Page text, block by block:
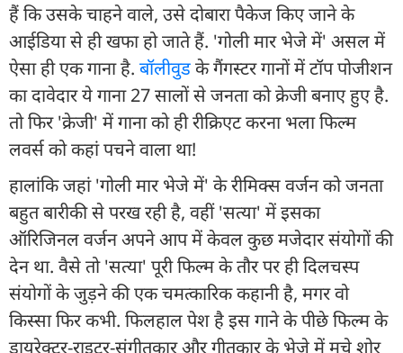
हैं कि उसके चाहने वाले, उसे दोबारा पैकेज किए जाने के
आईडिया से ही खफा हो जाते हैं. 'गोली मार भेजे में' असल में
ऐसा ही एक गाना है. बॉलीवुडके गैंगस्टर गानों में टॉप पोजीशन
का दावेदार ये गाना 27 सालों से जनता को क्रेजी बनाए हुए है.
तो फिर 'क्रेजी' में गाना को ही रीक्रिएट करना भला फिल्म
लवर्स को कहां पचने वाला था!
हालांकि जहां 'गोली मार भेजे में' के रीमिक्स वर्जन को जनता
बहुत बारीकी से परख रही है, वहीं 'सत्या' में इसका
ऑरिजिनल वर्जन अपने आप में केवल कुछ मजेदार संयोगों की
देन था. वैसे तो 'सत्या' पूरी फिल्म के तौर पर ही दिलचस्प
संयोगों के जुड़ने की एक चमत्कारिक कहानी है, मगर वो
किस्सा फिर कभी. फिलहाल पेश है इस गाने के पीछे फिल्म के
डायरेक्टर-राइटर-संगीतकार और गीतकार के भेजे में मचे शोर